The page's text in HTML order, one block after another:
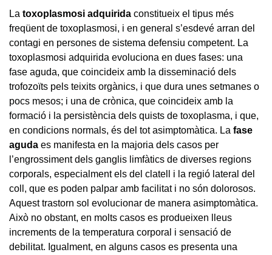
La toxoplasmosi adquirida constitueix el tipus més
freqüent de toxoplasmosi, i en general s’esdevé arran del
contagi en persones de sistema defensiu competent. La
toxoplasmosi adquirida evoluciona en dues fases: una
fase aguda, que coincideix amb la disseminació dels
trofozoïts pels teixits orgànics, i que dura unes setmanes o
pocs mesos; i una de crònica, que coincideix amb la
formació i la persistència dels quists de toxoplasma, i que,
en condicions normals, és del tot asimptomàtica. La fase
aguda es manifesta en la majoria dels casos per
l’engrossiment dels ganglis limfàtics de diverses regions
corporals, especialment els del clatell i la regió lateral del
coll, que es poden palpar amb facilitat i no són dolorosos.
Aquest trastorn sol evolucionar de manera asimptomàtica.
Això no obstant, en molts casos es produeixen lleus
increments de la temperatura corporal i sensació de
debilitat. Igualment, en alguns casos es presenta una